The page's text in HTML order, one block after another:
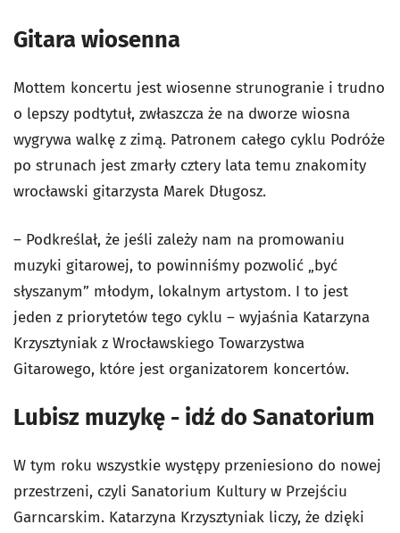
Gitara wiosenna
Mottem koncertu jest wiosenne strunogranie i trudno
o lepszy podtytuł, zwłaszcza że na dworze wiosna
wygrywa walkę z zimą. Patronem całego cyklu Podróże
po strunach jest zmarły cztery lata temu znakomity
wrocławski gitarzysta Marek Długosz.
– Podkreślał, że jeśli zależy nam na promowaniu
muzyki gitarowej, to powinniśmy pozwolić „być
słyszanym” młodym, lokalnym artystom. I to jest
jeden z priorytetów tego cyklu – wyjaśnia Katarzyna
Krzysztyniak z Wrocławskiego Towarzystwa
Gitarowego, które jest organizatorem koncertów.
Lubisz muzykę - idź do Sanatorium
W tym roku wszystkie występy przeniesiono do nowej
przestrzeni, czyli Sanatorium Kultury w Przejściu
Garncarskim. Katarzyna Krzysztyniak liczy, że dzięki